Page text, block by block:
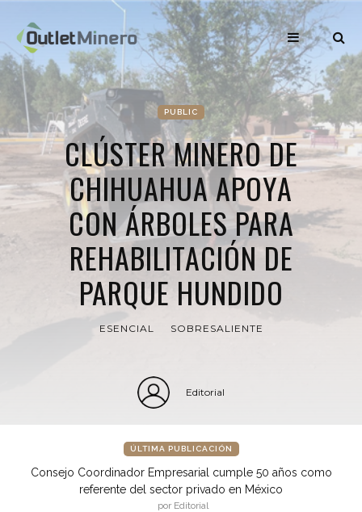
PUBLIC
CLÚSTER MINERO DE
CHIHUAHUA APOYA
CON ÁRBOLES PARA
REHABILITACIÓN DE
PARQUE HUNDIDO
ESENCIAL SOBRESALIENTE
Editorial
ÚLTIMA PUBLICACIÓN
Consejo Coordinador Empresarial cumple 50 años como
referente del sector privado en México
por Editorial